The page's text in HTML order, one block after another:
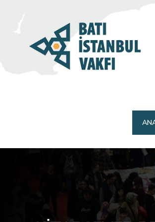
menüsü
KİTAPSEVER